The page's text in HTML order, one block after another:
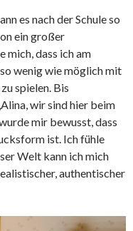
es nach der Schule so
ein großer
mich, dass ich am
wenig wie möglich mit
spielen. Bis
wir sind hier beim
mir bewusst, dass
ist. Ich fühle
Welt kann ich mich
authentischer